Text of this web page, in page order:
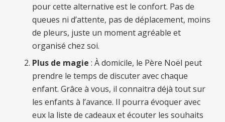
pour cette alternative est le confort. Pas de
queues ni d’attente, pas de déplacement, moins
de pleurs, juste un moment agréable et
organisé chez soi.
Plus de magie : À domicile, le Père Noël peut
prendre le temps de discuter avec chaque
enfant. Grâce à vous, il connaitra déjà tout sur
les enfants à l’avance. Il pourra évoquer avec
eux la liste de cadeaux et écouter les souhaits